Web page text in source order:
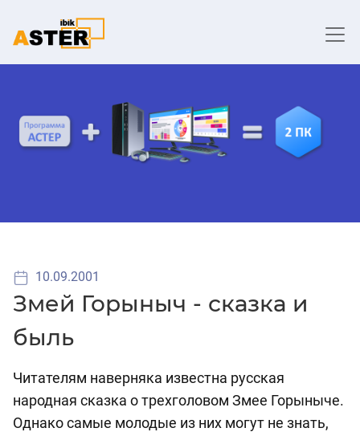
10.09.2001
Змей Горыныч - сказка и
быль
Читателям наверняка известна русская
народная сказка о трехголовом Змее Горыныче.
Однако самые молодые из них могут не знать,